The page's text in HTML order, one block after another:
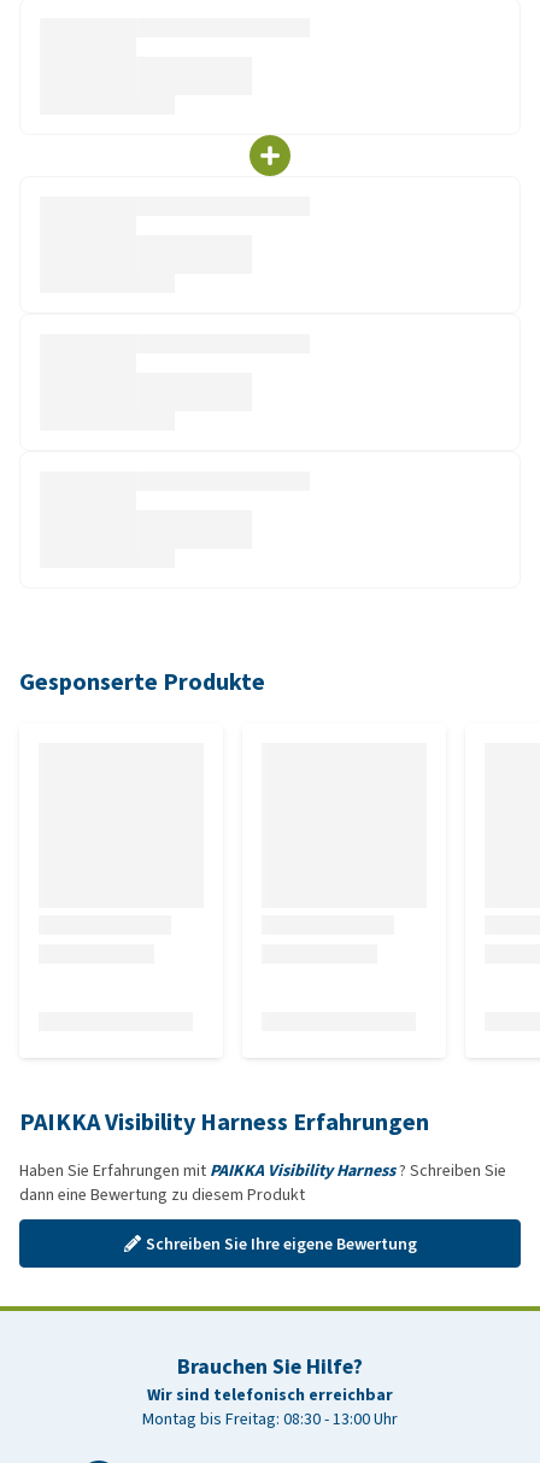
Gesponserte Produkte
PAIKKA Visibility Harness Erfahrungen
Haben Sie Erfahrungen mit PAIKKA Visibility Harness? Schreiben Sie
dann eine Bewertung zu diesem Produkt
Schreiben Sie Ihre eigene Bewertung
Brauchen Sie Hilfe?
Wir sind telefonisch erreichbar
Montag bis Freitag: 08:30 - 13:00 Uhr